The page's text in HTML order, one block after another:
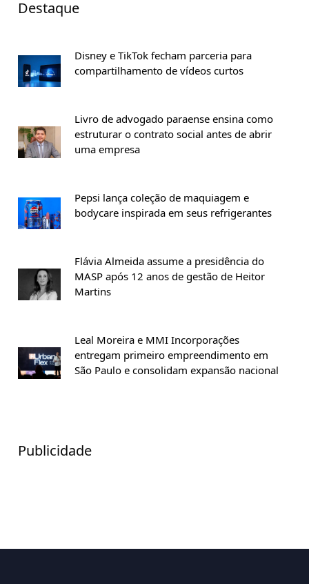
Destaque
Disney e TikTok fecham parceria para
compartilhamento de vídeos curtos
Livro de advogado paraense ensina como
estruturar o contrato social antes de abrir
uma empresa
Pepsi lança coleção de maquiagem e
bodycare inspirada em seus refrigerantes
Flávia Almeida assume a presidência do
MASP após 12 anos de gestão de Heitor
Martins
Leal Moreira e MMI Incorporações
entregam primeiro empreendimento em
São Paulo e consolidam expansão nacional
Publicidade